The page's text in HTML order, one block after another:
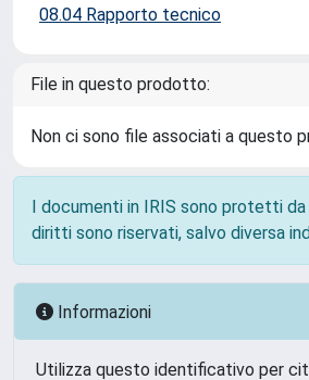
08.04 Rapporto tecnico
File in questo prodotto:
Non ci sono file associati a questo
I documenti in IRIS sono protetti
diritti sono riservati, salvo diversa
Informazioni
Utilizza questo identificativo per